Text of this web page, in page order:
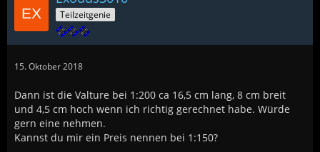
Teilzeitgenie
15. Oktober 2018
Dann ist die Valture bei 1:200 ca 16,5 cm lang, 8 cm breit
und 4,5 cm hoch wenn ich richtig gerechnet habe. Würde
gern eine nehmen.
Kannst du mir ein Preis nennen bei 1:150?